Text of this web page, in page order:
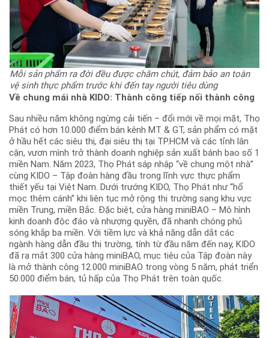
Mỗi sản phẩm ra đời đều được chăm chút, đảm bảo an toàn
vệ sinh thực phẩm trước khi đến tay người tiêu dùng
Về chung mái nhà KIDO: Thành công tiếp nối thành công
Sau nhiều năm không ngừng cải tiến – đổi mới về mọi mặt, Thọ
Phát có hơn 10.000 điểm bán kênh MT & GT, sản phẩm có mặt
ở hầu hết các siêu thị, đại siêu thị tại TP.HCM và các tỉnh lân
cận, vươn mình trở thành doanh nghiệp sản xuất bánh bao số 1
miền Nam. Năm 2023, Thọ Phát sáp nhập “về chung một nhà”
cùng KIDO – Tập đoàn hàng đầu trong lĩnh vực thực phẩm
thiết yếu tại Việt Nam. Dưới trướng KIDO, Thọ Phát như “hổ
mọc thêm cánh” khi liên tục mở rộng thị trường sang khu vực
miền Trung, miền Bắc. Đặc biệt, cửa hàng miniBAO – Mô hình
kinh doanh độc đáo và nhượng quyền, đã nhanh chóng phủ
sóng khắp ba miền. Với tiềm lực và khả năng dẫn dắt các
ngành hàng dẫn đầu thị trường, tính từ đầu năm đến nay, KIDO
đã ra mắt 300 cửa hàng miniBAO, mục tiêu của Tập đoàn này
là mở thành công 12.000 miniBAO trong vòng 5 năm, phát triển
50.000 điểm bán, tủ hấp của Thọ Phát trên toàn quốc.